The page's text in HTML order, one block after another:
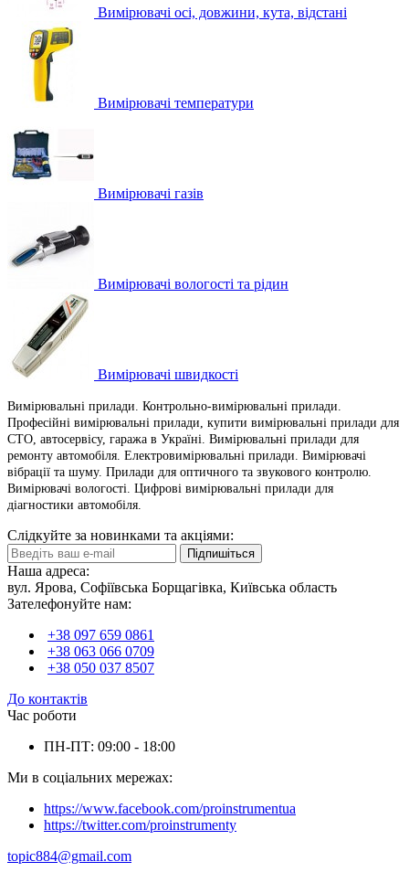
Вимірювачі осі, довжини, кута, відстані
Вимірювачі температури
Вимірювачі газів
Вимірювачі вологості та рідин
Вимірювачі швидкості
Вимірювальні прилади. Контрольно-вимірювальні прилади.
Професійні вимірювальні прилади, купити вимірювальні прилади для
СТО, автосервісу, гаража в Україні. Вимірювальні прилади для
ремонту автомобіля. Електровимірювальні прилади. Вимірювачі
вібрації та шуму. Прилади для оптичного та звукового контролю.
Вимірювачі вологості. Цифрові вимірювальні прилади для
діагностики автомобіля.
Слідкуйте за новинками та акціями:
Підпишіться
Наша адреса:
вул. Ярова, Софіївська Борщагівка, Київська область
Зателефонуйте нам:
+38 097 659 0861
+38 063 066 0709
+38 050 037 8507
До контактів
Час роботи
ПН-ПТ: 09:00 - 18:00
Ми в соціальних мережах:
https://www.facebook.com/proinstrumentua
https://twitter.com/proinstrumenty
topic884@gmail.com